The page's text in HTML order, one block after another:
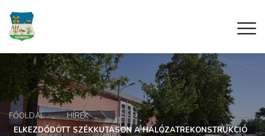
FŐOLDAL
HÍREK
ELKEZDŐDÖTT SZÉKKUTASON A HÁLÓZATREKONSTRUKCIÓ